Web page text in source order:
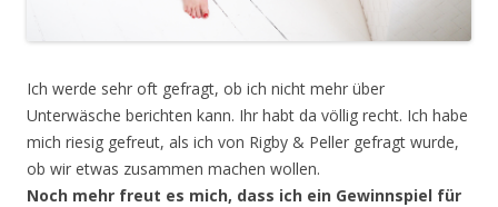
Ich werde sehr oft gefragt, ob ich nicht mehr über
Unterwäsche berichten kann. Ihr habt da völlig recht. Ich habe
mich riesig gefreut, als ich von Rigby & Peller gefragt wurde,
ob wir etwas zusammen machen wollen.
Noch mehr freut es mich, dass ich ein Gewinnspiel für